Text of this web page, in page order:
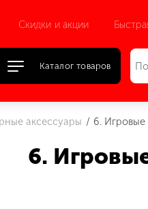
Скидки и акции
Каталог товаров
аксессуары 6.
6.